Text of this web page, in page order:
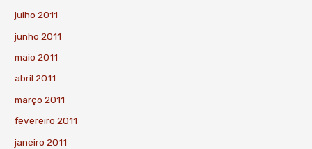
julho 2011
junho 2011
maio 2011
abril 2011
março 2011
fevereiro 2011
janeiro 2011